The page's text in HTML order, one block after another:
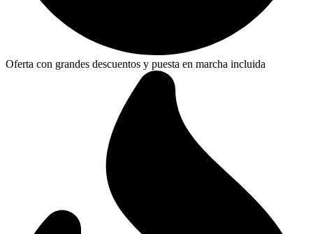
Oferta con grandes descuentos y puesta en marcha incluida